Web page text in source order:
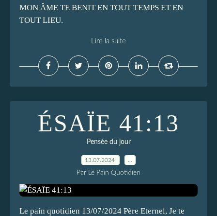
MON ÂME TE BENIT EN TOUT TEMPS ET EN
TOUT LIEU.
Lire la suite
ÉSAÏE 41:13
Pensée du jour
13.07.2024
Par Le Pain Quotidien
Le pain quotidien 13/07/2024 Père Eternel, Je te